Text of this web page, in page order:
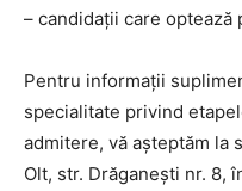
– candidații care
Pentru informații
specialitate privind
admitere, vă așteptăm la
Olt, str. Drăganești nr. 8,